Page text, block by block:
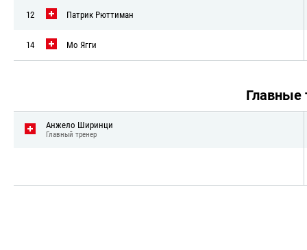
12 Патрик Рюттиман
14 Мо Ягги
Главные
Анжело Ширинци
Главный тренер